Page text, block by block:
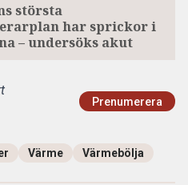
största
har sprickor i
– undersöks akut
Prenumerera
Värme Värmebölja